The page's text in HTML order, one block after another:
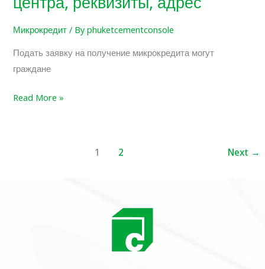
Микрокредит/ Byphuketcementconsole
Подать заявку на получение микрокредита могут
граждане
горячей
номер
колл-
центра,
адрес
Read More »
1 2 Next →